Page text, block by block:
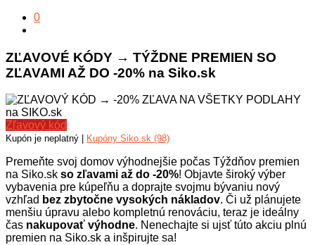
0
ZĽAVOVÉ KÓDY → TÝŽDNE PREMIEN SO
ZĽAVAMI AŽ DO -20% na Siko.sk
Zľavový kód
Kupón je neplatný | Kupóny Siko.sk (98)
Premeňte svoj domov výhodnejšie počas Týždňov premien
na Siko.sk so zľavami až do -20%! Objavte široký výber
vybavenia pre kúpeľňu a doprajte svojmu bývaniu nový
vzhľad bez zbytočne vysokých nákladov. Či už plánujete
menšiu úpravu alebo kompletnú renováciu, teraz je ideálny
čas nakupovať výhodne. Nenechajte si ujsť túto akciu plnú
premien na Siko.sk a inšpirujte sa!